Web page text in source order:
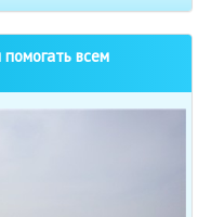
всем